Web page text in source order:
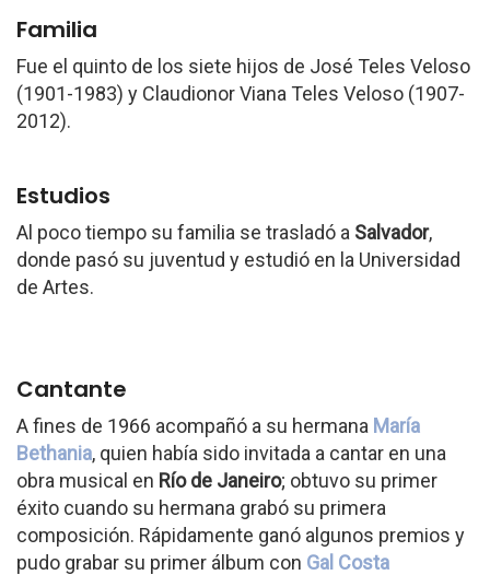
Familia
Fue el quinto de los siete hijos de José Teles Veloso
(1901-1983) y Claudionor Viana Teles Veloso (1907-
2012).
Estudios
Al poco tiempo su familia se trasladó a Salvador,
donde pasó su juventud y estudió en la Universidad
de Artes.
Cantante
A fines de 1966 acompañó a su hermana María
Bethania, quien había sido invitada a cantar en una
obra musical en Río de Janeiro; obtuvo su primer
éxito cuando su hermana grabó su primera
composición. Rápidamente ganó algunos premios y
pudo grabar su primer álbum con Gal Costa